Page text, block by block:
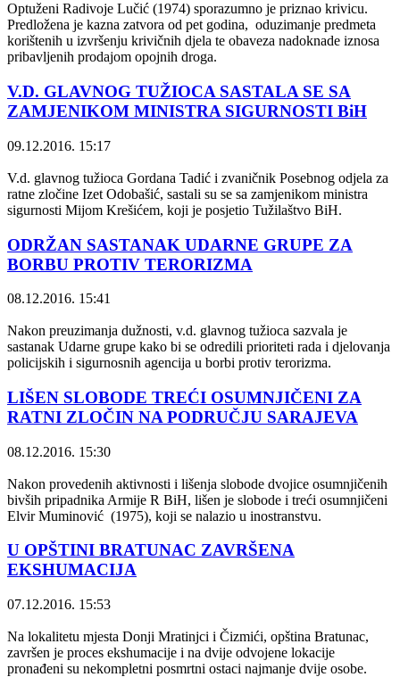
Optuženi Radivoje Lučić (1974) sporazumno je priznao krivicu.
Predložena je kazna zatvora od pet godina, oduzimanje predmeta
korištenih u izvršenju krivičnih djela te obaveza nadoknade iznosa
pribavljenih prodajom opojnih droga.
V.D. GLAVNOG TUŽIOCA SASTALA SE SA
ZAMJENIKOM MINISTRA SIGURNOSTI BiH
09.12.2016. 15:17
V.d. glavnog tužioca Gordana Tadić i zvaničnik Posebnog odjela za
ratne zločine Izet Odobašić, sastali su se sa zamjenikom ministra
sigurnosti Mijom Krešićem, koji je posjetio Tužilaštvo BiH.
ODRŽAN SASTANAK UDARNE GRUPE ZA
BORBU PROTIV TERORIZMA
08.12.2016. 15:41
Nakon preuzimanja dužnosti, v.d. glavnog tužioca sazvala je
sastanak Udarne grupe kako bi se odredili prioriteti rada i djelovanja
policijskih i sigurnosnih agencija u borbi protiv terorizma.
LIŠEN SLOBODE TREĆI OSUMNJIČENI ZA
RATNI ZLOČIN NA PODRUČJU SARAJEVA
08.12.2016. 15:30
Nakon provedenih aktivnosti i lišenja slobode dvojice osumnjičenih
bivših pripadnika Armije R BiH, lišen je slobode i treći osumnjičeni
Elvir Muminović (1975), koji se nalazio u inostranstvu.
U OPŠTINI BRATUNAC ZAVRŠENA
EKSHUMACIJA
07.12.2016. 15:53
Na lokalitetu mjesta Donji Mratinjci i Čizmići, opština Bratunac,
završen je proces ekshumacije i na dvije odvojene lokacije
pronađeni su nekompletni posmrtni ostaci najmanje dvije osobe.